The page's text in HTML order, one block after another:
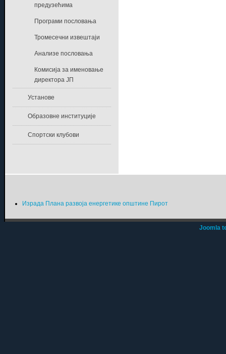
предузећима
Програми пословања
Тромесечни извештаји
Анализе пословања
Комисија за именовање
директора ЈП
Установе
Образовне институције
Спортски клубови
Израда Плана развоја енергетике општине Пирот
Joomla